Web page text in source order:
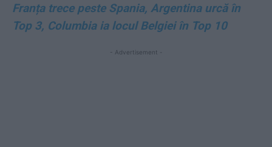
Franța trece peste Spania, Argentina urcă în
Top 3, Columbia ia locul Belgiei în Top 10
- Advertisement -